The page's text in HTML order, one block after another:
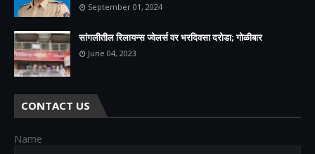
September 01, 2024
सांगलीतील रिलायन्स ज्वेलर्स वर भरदिवसा दरोडा; गोळीबार
June 04, 2023
CONTACT US
Name